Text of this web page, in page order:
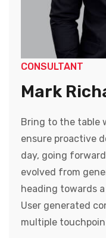
CONSULTANT
Mark
Bring to the table
ensure proactive
day, going
evolved from
heading towards
User generated
multiple